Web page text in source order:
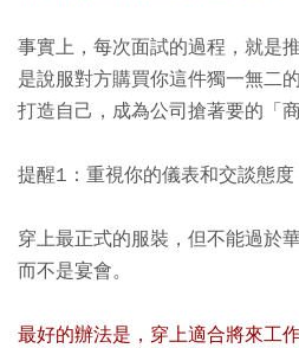
事實上，每次面試的過程，就是
是說服對方購買你這件獨一無二
打造自己，成為公司搶著要的「
提醒1：重視你的儀表和交談態度
穿上最正式的服裝，但不能過於
而不是宴會。
最好的辦法是，穿上適合將來工